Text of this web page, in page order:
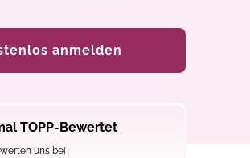
anmelden
TOPP-Bewertet
uns bei